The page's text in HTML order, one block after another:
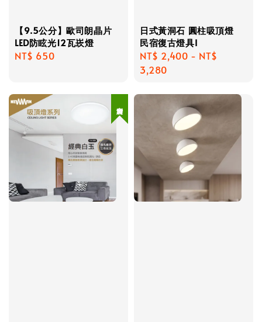
【9.5公分】歐司朗晶片
LED防眩光12瓦崁燈
Regular
NT$ 650
日式黃洞石 圓柱吸頂燈
民宿復古燈具I
Regular
price
NT$ 2,400 - NT$
3,280